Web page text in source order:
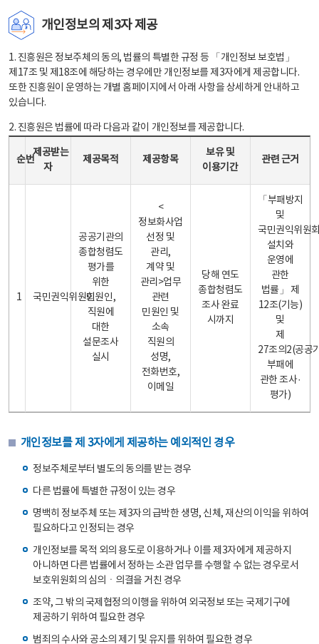
개인정보의 제3자 제공
1. 진흥원은 정보주체의 동의, 법률의 특별한 규정 등 「개인정보 보호법」
제17조 및 제18조에 해당하는 경우에만 개인정보를 제3자에게 제공합니다.
또한 진흥원이 운영하는 개별 홈페이지에서 아래 사항을 상세하게 안내하고
있습니다.
2. 진흥원은 법률에 따라 다음과 같이 개인정보를 제공합니다.
순번
제공받는
자
제공목적 제공항목
보유 및
이용기간
관련 근거
1 국민권익위원회
공공기관의
종합청렴도
평가를
위한
민원인,
직원에
대한
설문조사
실시
<
정보화사업
선정 및
관리,
계약 및
관리>업무
관련
민원인 및
소속
직원의
성명,
전화번호,
이메일
당해 연도
종합청렴도
조사 완료
시까지
「부패방지
및
국민권익위원
설치와
운영에
관한
법률」 제
12조(기능)
및
제
27조의2(공공
부패에
관한 조사·
평가)
개인정보를 제 3자에게 제공하는 예외적인 경우
정보주체로부터 별도의 동의를 받는 경우
다른 법률에 특별한 규정이 있는 경우
명백히 정보주체 또는 제3자의 급박한 생명, 신체, 재산의 이익을 위하여
필요하다고 인정되는 경우
개인정보를 목적 외의 용도로 이용하거나 이를 제3자에게 제공하지
아니하면 다른 법률에서 정하는 소관 업무를 수행할 수 없는 경우로서
보호위원회의 심의ㆍ의결을 거친 경우
조약, 그 밖의 국제협정의 이행을 위하여 외국정보 또는 국제기구에
제공하기 위하여 필요한 경우
범죄의 수사와 공소의 제기 및 유지를 위하여 필요한 경우